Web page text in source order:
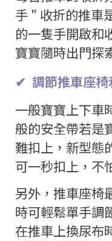
手 " 收折的推車
的一隻手開啟和
寶寶隨時出門探
✔ 調節推車座
一般寶寶上下車
般的安全帶若是
難扣上，新型態
可一秒扣上，不
另外，推車座椅
時可輕鬆單手調
在推車上換尿布